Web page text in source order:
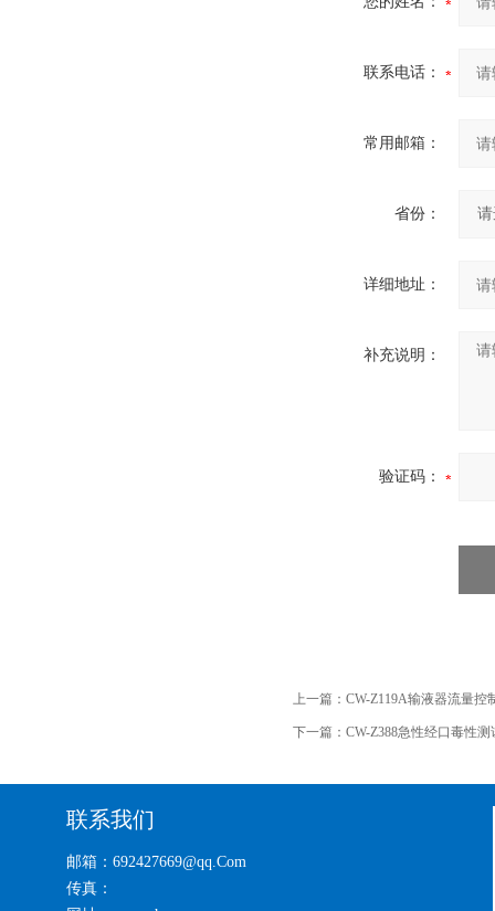
联系电话：
常用邮箱：
省份：
详细地址：
补充说明：
验证码：
上一篇： CW-Z119A输液器流量控
下一篇： CW-Z388急性经口毒性
联系我们
邮箱：692427669@qq.Com
传真：